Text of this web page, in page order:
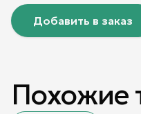
Добавить в заказ
Похожие